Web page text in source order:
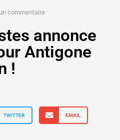
commentaire
annonce
Antigone
!
TWITTER EMAIL